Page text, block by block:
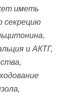
иметь
секрецию
и АКТГ,